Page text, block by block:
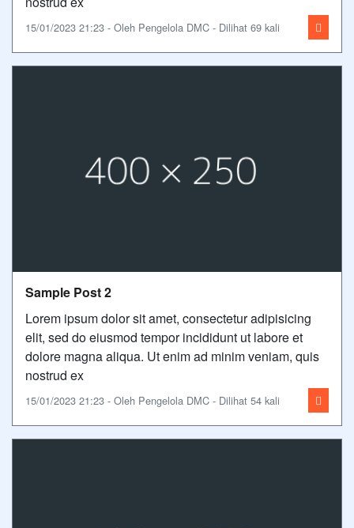
15/01/2023 21:23 - Oleh Pengelola DMC - Dilihat 69 kali
Sample Post 2
Lorem ipsum dolor sit amet, consectetur adipisicing
elit, sed do eiusmod tempor incididunt ut labore et
dolore magna aliqua. Ut enim ad minim veniam, quis
nostrud ex
15/01/2023 21:23 - Oleh Pengelola DMC - Dilihat 54 kali